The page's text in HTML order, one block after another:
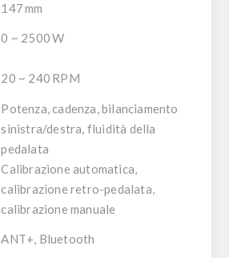
147 mm
0 ~ 2500 W
20 ~ 240 RPM
Potenza, cadenza, bilanciamento
sinistra/destra, fluidità della
pedalata
Calibrazione automatica,
calibrazione retro-pedalata,
calibrazione manuale
ANT+, Bluetooth